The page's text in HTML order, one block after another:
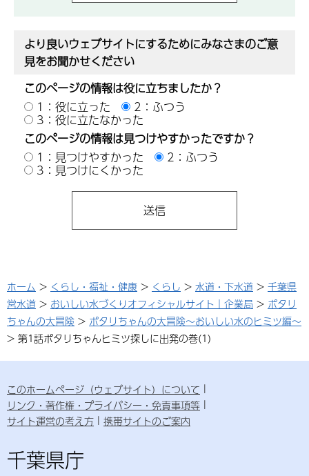
より良いウェブサイトにするためにみなさまのご意
見をお聞かせください
このページの情報は役に立ちましたか？
1：役に立った
2：ふつう
3：役に立たなかった
このページの情報は見つけやすかったですか？
1：見つけやすかった
2：ふつう
3：見つけにくかった
ホーム > くらし・福祉・健康 > くらし > 水道・下水道 > 千葉県
営水道 > おいしい水づくりオフィシャルサイト｜企業局 > ポタリ
ちゃんの大冒険 > ポタリちゃんの大冒険～おいしい水のヒミツ編～
> 第1話ポタリちゃんヒミツ探しに出発の巻(1)
このホームページ（ウェブサイト）について
リンク・著作権・プライバシー・免責事項等
サイト運営の考え方
携帯サイトのご案内
千葉県庁